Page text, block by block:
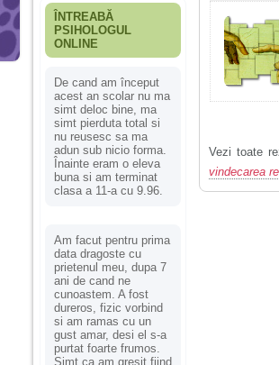
ÎNTREABĂ
PSIHOLOGUL
ONLINE
De cand am început
acest an scolar nu ma
simt deloc bine, ma
simt pierduta total si
nu reusesc sa ma
adun sub nicio forma.
Înainte eram o eleva
buna si am terminat
clasa a 11-a cu 9.96.
Am facut pentru prima
data dragoste cu
prietenul meu, dupa 7
ani de cand ne
cunoastem. A fost
dureros, fizic vorbind
si am ramas cu un
gust amar, desi el s-a
purtat foarte frumos.
Simt ca am gresit fiind
Vezi toate
vindecarea